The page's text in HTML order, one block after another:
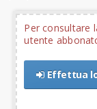
Per consultare
utente
Effettua